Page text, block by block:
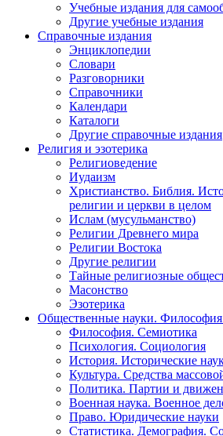
Учебные издания для
Другие учебные издания
Справочные издания
Энциклопедии
Словари
Разговорники
Справочники
Календари
Каталоги
Другие справочные издания
Религия и эзотерика
Религиоведение
Иудаизм
Христианство. Библия.
религии и церкви в целом
Ислам (мусульманство)
Религии Древнего мира
Религии Востока
Другие религии
Тайные религиозные
Масонство
Эзотерика
Общественные науки.
Философия. Семиотика
Психология. Социология
История. Исторические
Культура. Средства
Политика. Партии и
Военная наука. Военное
Право. Юридические науки
Статистика. Демография.